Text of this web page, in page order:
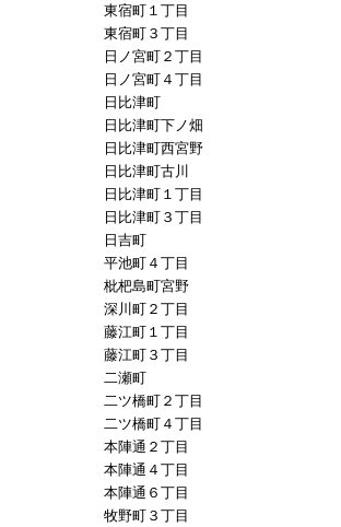
東宿町１丁目
東宿町３丁目
日ノ宮町２丁目
日ノ宮町４丁目
日比津町
日比津町下ノ畑
日比津町西宮野
日比津町古川
日比津町１丁目
日比津町３丁目
日吉町
平池町４丁目
枇杷島町宮野
深川町２丁目
藤江町１丁目
藤江町３丁目
二瀬町
二ツ橋町２丁目
二ツ橋町４丁目
本陣通２丁目
本陣通４丁目
本陣通６丁目
牧野町３丁目